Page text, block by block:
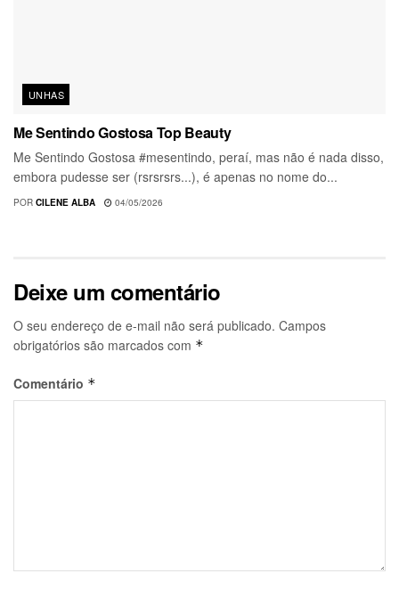
UNHAS
Me Sentindo Gostosa Top Beauty
Me Sentindo Gostosa #mesentindo, peraí, mas não é nada disso,
embora pudesse ser (rsrsrsrs...), é apenas no nome do...
POR CILENE ALBA 04/05/2026
Deixe um comentário
O seu endereço de e-mail não será publicado. Campos
obrigatórios são marcados com *
Comentário *